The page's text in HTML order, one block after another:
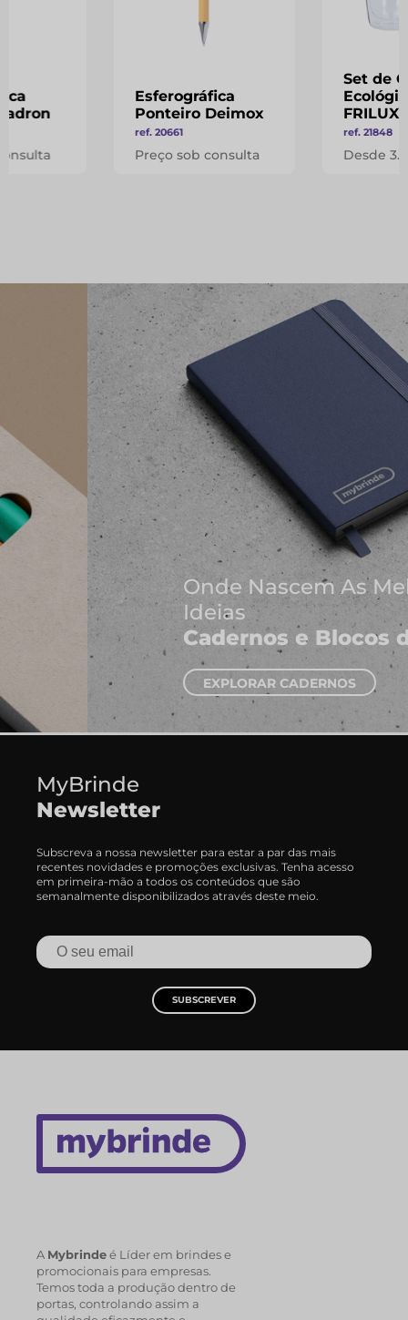
Esferográfica
Ponteiro Deimox
ref. 20661
Preço sob consulta
Set de
FRILUX
ref. 21848
Desde
Onde Nascem As Melhores
Ideias
Cadernos e Blocos de Notas
EXPLORAR CADERNOS
MyBrinde
Newsletter
Subscreva a nossa newsletter para estar a par das mais
recentes novidades e promoções exclusivas. Tenha acesso
em primeira-mão a todos os conteúdos que são
semanalmente disponibilizados através deste meio.
SUBSCREVER
A Mybrindeé Líder em brindes e
promocionais para empresas.
Temos toda a produção dentro de
portas, controlando assim a